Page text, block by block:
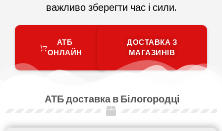
важливо зберегти час і сили.
АТБ
ОНЛАЙН
ДОСТАВКА З
МАГАЗИНІВ
АТБ доставка в Білогородці